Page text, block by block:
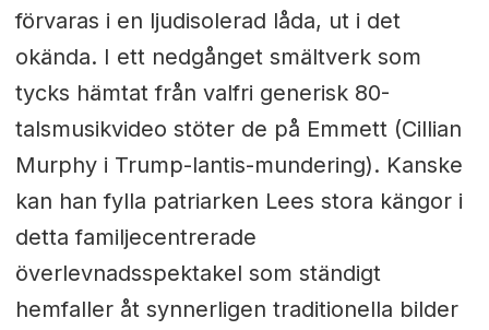
förvaras i en ljudisolerad låda, ut i det
okända. I ett nedgånget smältverk som
tycks hämtat från valfri generisk 80-
talsmusikvideo stöter de på Emmett (Cillian
Murphy i Trump-lantis-mundering). Kanske
kan han fylla patriarken Lees stora kängor i
detta familjecentrerade
överlevnadsspektakel som ständigt
hemfaller åt synnerligen traditionella bilder